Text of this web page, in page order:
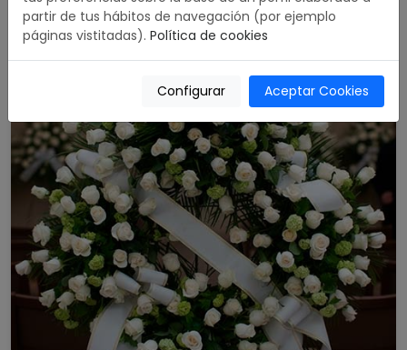
partir de tus hábitos de navegación (por ejemplo
páginas vistitadas). Política de cookies
Configurar Aceptar Cookies